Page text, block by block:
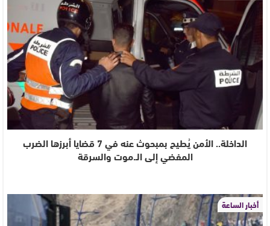
الداخلة.. الأمن يُطيح بمبحوث عنه في 7 قضايا أبرزها الضرب
المفضي إلى الـ.موت والسرقة
أخبار الساعة